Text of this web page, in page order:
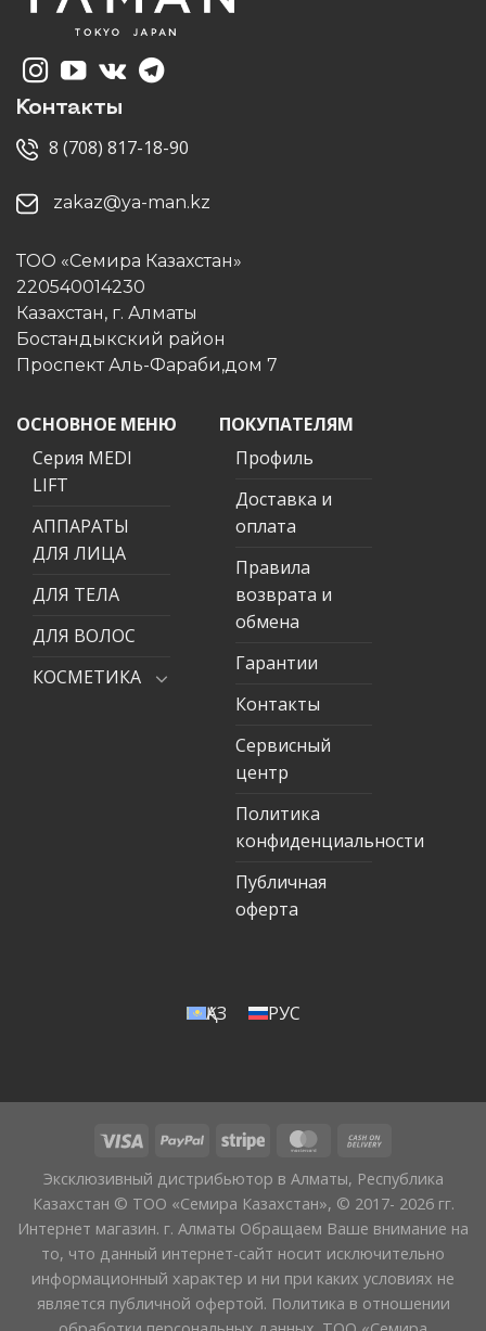
Контакты
8 (708) 817-18-90
zakaz@ya-man.kz
ТОО «Семира Казахстан»
220540014230
Казахстан, г. Алматы
Бостандыкский район
Проспект Аль-Фараби,дом 7
ОСНОВНОЕ МЕНЮ
Серия MEDI
LIFT
АППАРАТЫ
ДЛЯ ЛИЦА
ДЛЯ ТЕЛА
ДЛЯ ВОЛОС
КОСМЕТИКА
ПОКУПАТЕЛЯМ
Профиль
Доставка и
оплата
Правила
возврата и
обмена
Гарантии
Контакты
Сервисный
центр
Политика
конфиденциальности
Публичная
оферта
ҚАЗ РУС
Эксклюзивный дистрибьютор в Алматы, Республика
Казахстан © ТОО «Семира Казахстан», © 2017- 2026 гг.
Интернет магазин. г. Алматы Обращаем Ваше внимание на
то, что данный интернет-сайт носит исключительно
информационный характер и ни при каких условиях не
является публичной офертой. Политика в отношении